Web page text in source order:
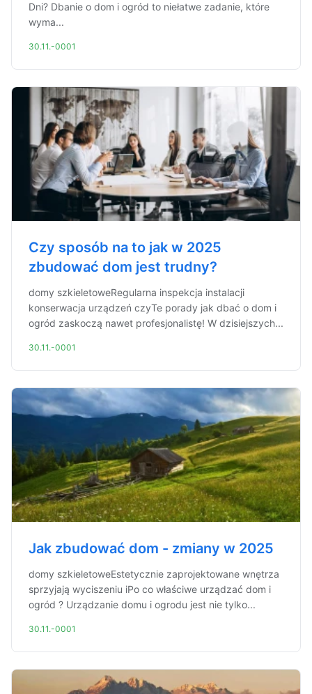
Dni? Dbanie o dom i ogród to niełatwe zadanie, które
wyma...
30.11.-0001
Czy sposób na to jak w 2025
zbudować dom jest trudny?
domy szkieletoweRegularna inspekcja instalacji
konserwacja urządzeń czyTe porady jak dbać o dom i
ogród zaskoczą nawet profesjonalistę! W dzisiejszych...
30.11.-0001
Jak zbudować dom - zmiany w 2025
domy szkieletoweEstetycznie zaprojektowane wnętrza
sprzyjają wyciszeniu iPo co właściwe urządzać dom i
ogród ? Urządzanie domu i ogrodu jest nie tylko...
30.11.-0001